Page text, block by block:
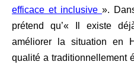
efficace et inclusive ».
prétend qu’« Il existe
améliorer la situation en
qualité a traditionnellement